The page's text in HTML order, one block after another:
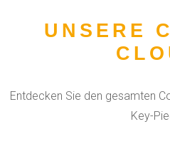
UNSERE
Entdecken Sie den gesamten
Key-